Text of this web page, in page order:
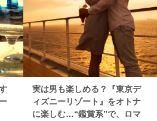
実は男も楽しめる？『東京デ
ィズニーリゾート』をオトナ
に楽しむ…“鑑賞系”で、ロマ